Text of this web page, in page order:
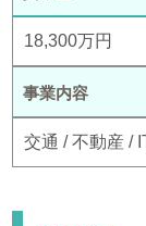
18,300万円
事業内容
交通 / 不動産 /